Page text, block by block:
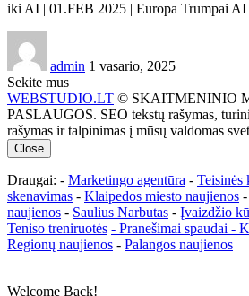
iki AI | 01.FEB 2025 | Europa Trumpai
admin 1 vasario, 2025
Sekite mus
WEBSTUDIO.LT © SKAITMENINIO
PASLAUGOS. SEO tekstų rašymas,
rašymas ir talpinimas į mūsų valdomas
Close
Draugai: - Marketingo agentūra - Teisinės
skenavimas - Klaipedos miesto naujienos -
naujienos - Saulius Narbutas - Įvaizdžio
Teniso treniruotės - Pranešimai spaudai -
Regionų naujienos - Palangos naujienos
Welcome Back!